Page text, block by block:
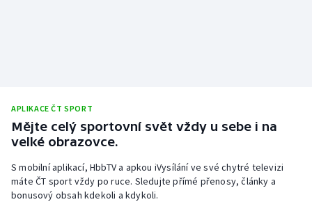
APLIKACE ČT SPORT
Mějte celý sportovní svět vždy u sebe i na
velké obrazovce.
S mobilní aplikací, HbbTV a apkou iVysílání ve své chytré televizi
máte ČT sport vždy po ruce. Sledujte přímé přenosy, články a
bonusový obsah kdekoli a kdykoli.